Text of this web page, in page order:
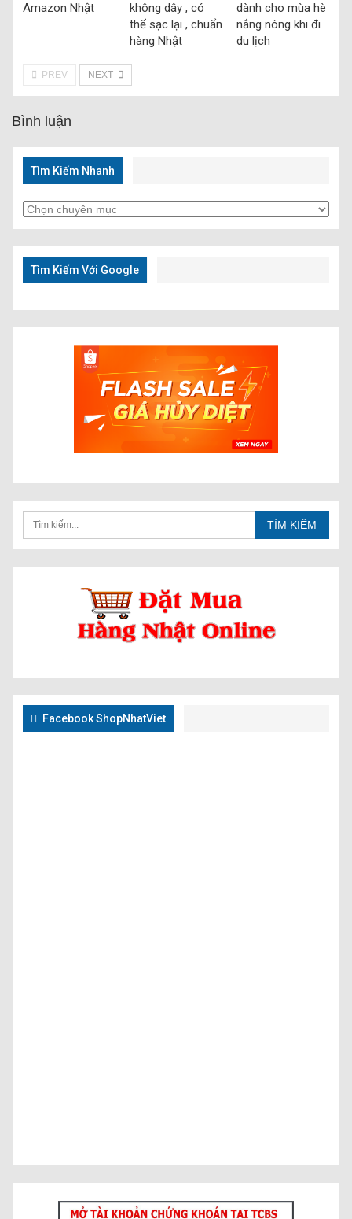
Amazon Nhật
không dây , có
thể sạc lại , chuẩn
hàng Nhật
dành cho mùa hè
nắng nóng khi đi
du lịch
PREV NEXT
Bình luận
Tìm Kiếm Nhanh
Tìm
Kiếm
Nhanh
Tìm Kiếm Với Google
Facebook ShopNhatViet